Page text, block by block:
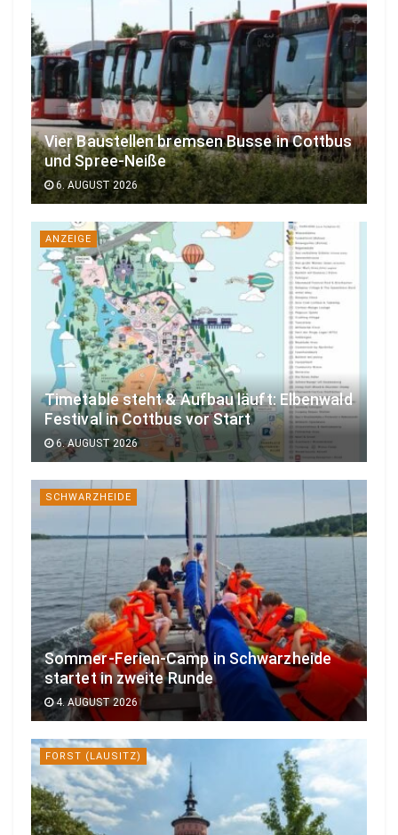
Vier Baustellen bremsen Busse in Cottbus
und Spree-Neiße
6. AUGUST 2026
ANZEIGE
Timetable steht & Aufbau läuft: Elbenwald
Festival in Cottbus vor Start
6. AUGUST 2026
SCHWARZHEIDE
Sommer-Ferien-Camp in Schwarzheide
startet in zweite Runde
4. AUGUST 2026
FORST (LAUSITZ)